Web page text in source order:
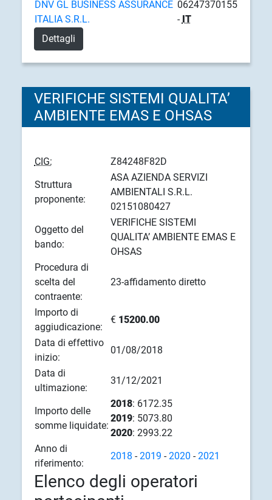
DNV GL BUSINESS ASSURANCE
ITALIA S.R.L.
06247370155
- IT
Dettagli
VERIFICHE SISTEMI QUALITA’
AMBIENTE EMAS E OHSAS
CIG:
Z84248F82D
Struttura
proponente:
ASA AZIENDA SERVIZI
AMBIENTALI S.R.L.
02151080427
Oggetto del
bando:
VERIFICHE SISTEMI
QUALITA’ AMBIENTE EMAS E
OHSAS
Procedura di
scelta del
contraente:
23-affidamento diretto
Importo di
aggiudicazione:
€ 15200.00
Data di effettivo
inizio:
01/08/2018
Data di
ultimazione:
31/12/2021
Importo delle
somme liquidate:
2018: 6172.35
2019: 5073.80
2020: 2993.22
Anno di
riferimento:
2018 -2019 -2020 -2021
Elenco degli operatori